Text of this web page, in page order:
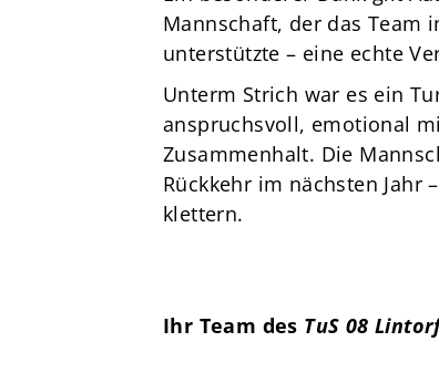
Mannschaft, der das Team
unterstützte – eine echte
Unterm Strich war es ein
anspruchsvoll, emotional
Zusammenhalt. Die
Rückkehr im nächsten Jahr
klettern.
Ihr Team des TuS 08